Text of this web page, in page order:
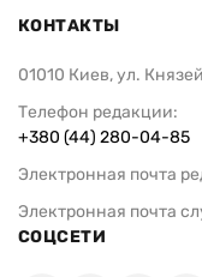
КОНТАКТЫ
01010 Киев, ул.
Телефон редакции:
+380 (44) 280-04-85
Электронная почта
Электронная почта
СОЦСЕТИ